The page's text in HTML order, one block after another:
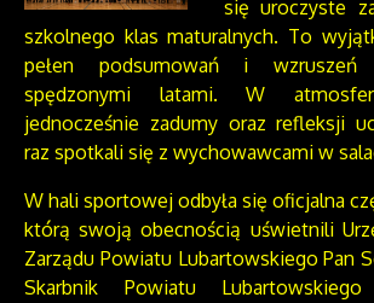
się uroczyste
szkolnego klas maturalnych. To
pełen podsumowań i
spędzonymi latami. W
jednocześnie zadumy oraz refleksji
raz spotkali się z wychowawcami w
W hali sportowej odbyła się oficjalna
którą swoją obecnością uświetnili
Zarządu Powiatu Lubartowskiego Pan
Skarbnik Powiatu